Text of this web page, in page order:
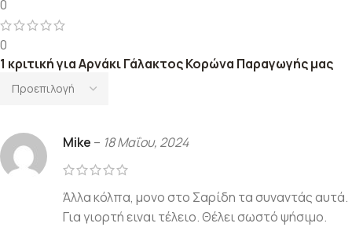
0
0
1 κριτική γιαΑρνάκι Γάλακτος Κορώνα Παραγωγής μας
Mike – 18 Μαΐου, 2024
Άλλα κόλπα, μονο στο Σαρίδη τα συναντάς αυτά.
Για γιορτή ειναι τέλειο. Θέλει σωστό ψήσιμο.